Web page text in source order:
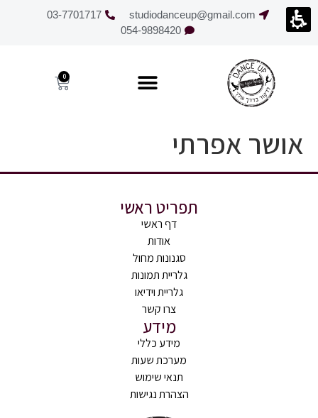
תחילתו
של
לאזור
מרכזי
studiodanceup@gmail.com
03-7701717
054-9898420
0
אושר אפרתי
תפריט ראשי
דף ראשי
אודות
סגנונות מחול
גלריית תמונות
גלריית וידיאו
צרו קשר
מידע
מידע כללי
מערכת שעות
תנאי שימוש
הצהרת נגישות